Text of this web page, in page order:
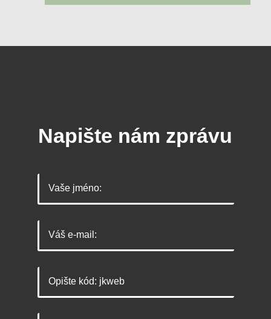
Napište nám zprávu